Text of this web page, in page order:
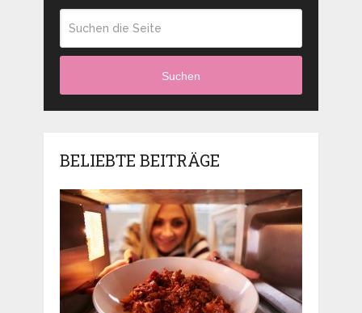
Suchen
BELIEBTE BEITRÄGE